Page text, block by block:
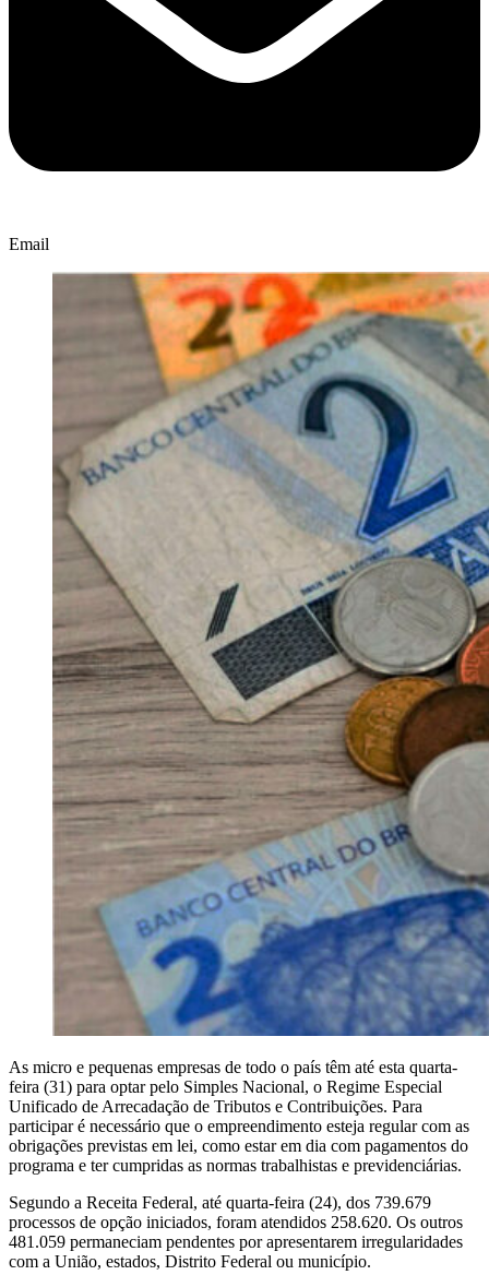
Email
As micro e pequenas empresas de todo o país têm até esta quarta-
feira (31) para optar pelo Simples Nacional, o Regime Especial
Unificado de Arrecadação de Tributos e Contribuições. Para
participar é necessário que o empreendimento esteja regular com as
obrigações previstas em lei, como estar em dia com pagamentos do
programa e ter cumpridas as normas trabalhistas e previdenciárias.
Segundo a Receita Federal, até quarta-feira (24), dos 739.679
processos de opção iniciados, foram atendidos 258.620. Os outros
481.059 permaneciam pendentes por apresentarem irregularidades
com a União, estados, Distrito Federal ou município.